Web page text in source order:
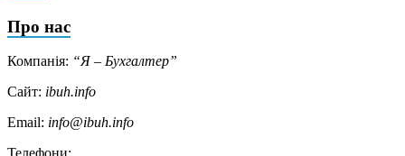
Про нас
Компанія: “Я – Бухгалтер”
Сайт: ibuh.info
Email: info@ibuh.info